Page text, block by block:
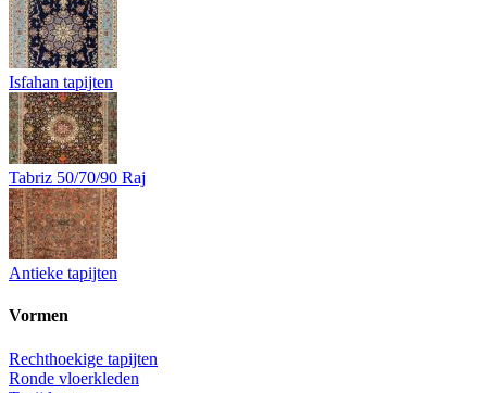
Isfahan tapijten
Tabriz 50/70/90 Raj
Antieke tapijten
Vormen
Rechthoekige tapijten
Ronde vloerkleden